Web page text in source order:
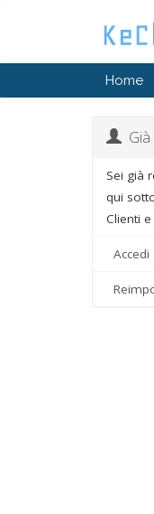
Home
Sei già
qui
Clienti
Accedi